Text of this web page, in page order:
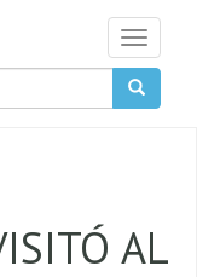
Toggle
AL